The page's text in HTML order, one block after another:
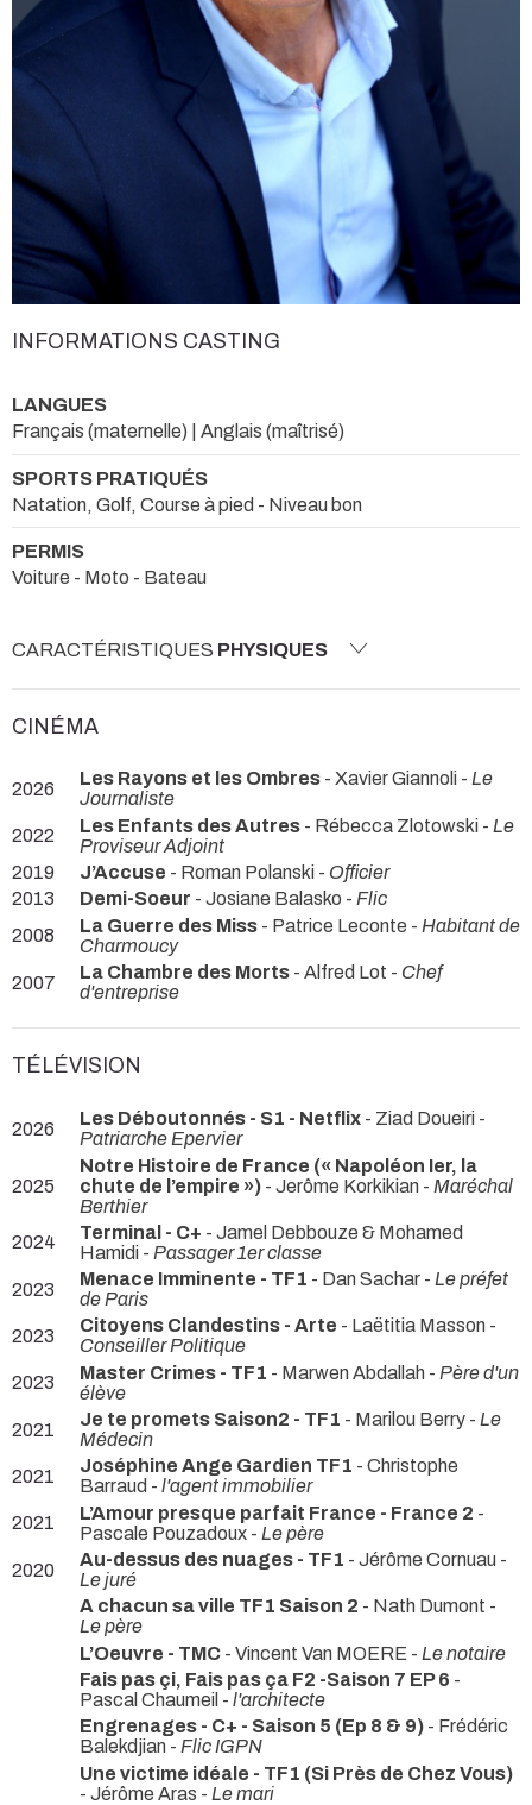
INFORMATIONS CASTING
LANGUES
Français (maternelle) | Anglais (maîtrisé)
SPORTS PRATIQUÉS
Natation, Golf, Course à pied - Niveau bon
PERMIS
Voiture - Moto - Bateau
CARACTÉRISTIQUES PHYSIQUES
CINÉMA
2026 Les Rayons et les Ombres - Xavier Giannoli - Le
Journaliste
2022
Les Enfants des Autres - Rébecca Zlotowski - Le
Proviseur Adjoint
2019
J’Accuse - Roman Polanski - Officier
2013
Demi-Soeur - Josiane Balasko - Flic
2008
La Guerre des Miss - Patrice Leconte - Habitant de
Charmoucy
2007
La Chambre des Morts - Alfred Lot - Chef
d'entreprise
TÉLÉVISION
2026 Les Déboutonnés - S1 - Netflix - Ziad Doueiri -
Patriarche Epervier
2025
Notre Histoire de France (« Napoléon Ier, la
chute de l’empire ») - Jerôme Korkikian - Maréchal
Berthier
2024
Terminal - C+ - Jamel Debbouze & Mohamed
Hamidi - Passager 1er classe
2023
Menace Imminente - TF1 - Dan Sachar - Le préfet
de Paris
2023
Citoyens Clandestins - Arte - Laëtitia Masson -
Conseiller Politique
2023
Master Crimes - TF1 - Marwen Abdallah - Père d'un
élève
2021
Je te promets Saison2 - TF1 - Marilou Berry - Le
Médecin
2021
Joséphine Ange Gardien TF1 - Christophe
Barraud - l'agent immobilier
2021
L’Amour presque parfait France - France 2 -
Pascale Pouzadoux - Le père
2020
Au-dessus des nuages - TF1 - Jérôme Cornuau -
Le juré
A chacun sa ville TF1 Saison 2 - Nath Dumont -
Le père
L’Oeuvre - TMC - Vincent Van MOERE - Le notaire
Fais pas çi, Fais pas ça F2 -Saison 7 EP 6 -
Pascal Chaumeil - l'architecte
Engrenages - C+ - Saison 5 (Ep 8 & 9) - Frédéric
Balekdjian - Flic IGPN
Une victime idéale - TF1 (Si Près de Chez Vous)
- Jérôme Aras - Le mari